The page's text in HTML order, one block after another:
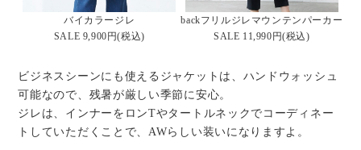
バイカラージレ
SALE 9,900円(税込)
backフリルジレマウンテンパーカー
SALE 11,990円(税込)
ビジネスシーンにも使えるジャケットは、ハンドウォッシュ
可能なので、残暑が厳しい季節に安心。
ジレは、インナーをロンTやタートルネックでコーディネー
トしていただくことで、AWらしい装いになりますよ。